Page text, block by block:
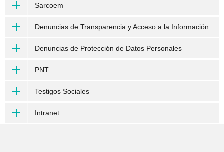
Sarcoem
Denuncias de Transparencia y Acceso a la Información
Denuncias de Protección de Datos Personales
PNT
Testigos Sociales
Intranet